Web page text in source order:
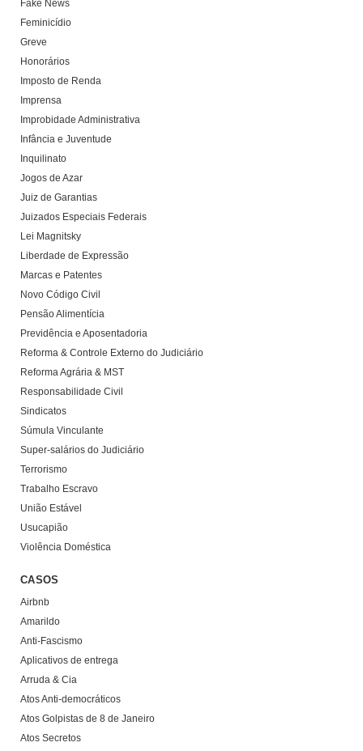
Fake News
Feminicídio
Greve
Honorários
Imposto de Renda
Imprensa
Improbidade Administrativa
Infância e Juventude
Inquilinato
Jogos de Azar
Juiz de Garantias
Juizados Especiais Federais
Lei Magnitsky
Liberdade de Expressão
Marcas e Patentes
Novo Código Civil
Pensão Alimentícia
Previdência e Aposentadoria
Reforma & Controle Externo do Judiciário
Reforma Agrária & MST
Responsabilidade Civil
Sindicatos
Súmula Vinculante
Super-salários do Judiciário
Terrorismo
Trabalho Escravo
União Estável
Usucapião
Violência Doméstica
CASOS
Airbnb
Amarildo
Anti-Fascismo
Aplicativos de entrega
Arruda & Cia
Atos Anti-democráticos
Atos Golpistas de 8 de Janeiro
Atos Secretos